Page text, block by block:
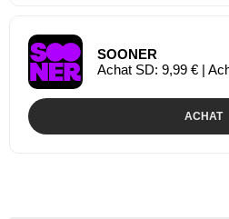
SOONER
Achat SD: 9,99 € |
ACHAT